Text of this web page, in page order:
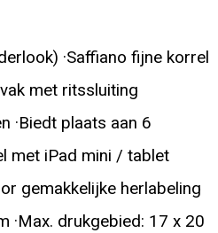
·Saffiano fijne korrel
met ritssluiting
·Biedt plaats aan 6
met iPad mini / tablet
gemakkelijke herlabeling
·Max. drukgebied: 17 x 20